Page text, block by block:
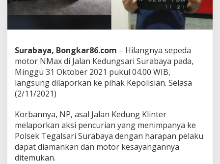
e
k
k
o
i
s
i
K
o
s
-
K
Surabaya, Bongkar86.com – Hilangnya sepeda
motor NMax di Jalan Kedungsari Surabaya pada,
Minggu 31 Oktober 2021 pukul 04.00 WIB,
langsung dilaporkan ke pihak Kepolisian. Selasa
(2/11/2021)
Korbannya, NP, asal Jalan Kedung Klinter
melaporkan aksi pencurian yang menimpanya ke
Polsek Tegalsari Surabaya dengan harapan pelaku
dapat diamankan dan motor kesayangannya
ditemukan.